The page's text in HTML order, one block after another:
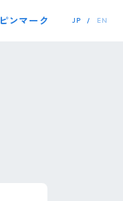
ピンマーク JP EN